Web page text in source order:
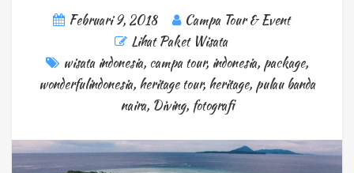
Februari 9, 2018
Campa Tour & Event
Lihat Paket Wisata
wisata indonesia, campa tour, indonesia, package,
wonderfulindonesia, heritage tour, heritage, pulau banda
naira, Diving, fotografi